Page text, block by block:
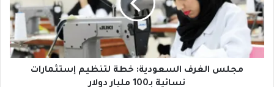
لتنظيم
إستثمارات
نسائية
بـ100
مليار
مجلس الغرف السعودية: خطة لتنظيم إستثمارات
نسائية بـ100 مليار دولار